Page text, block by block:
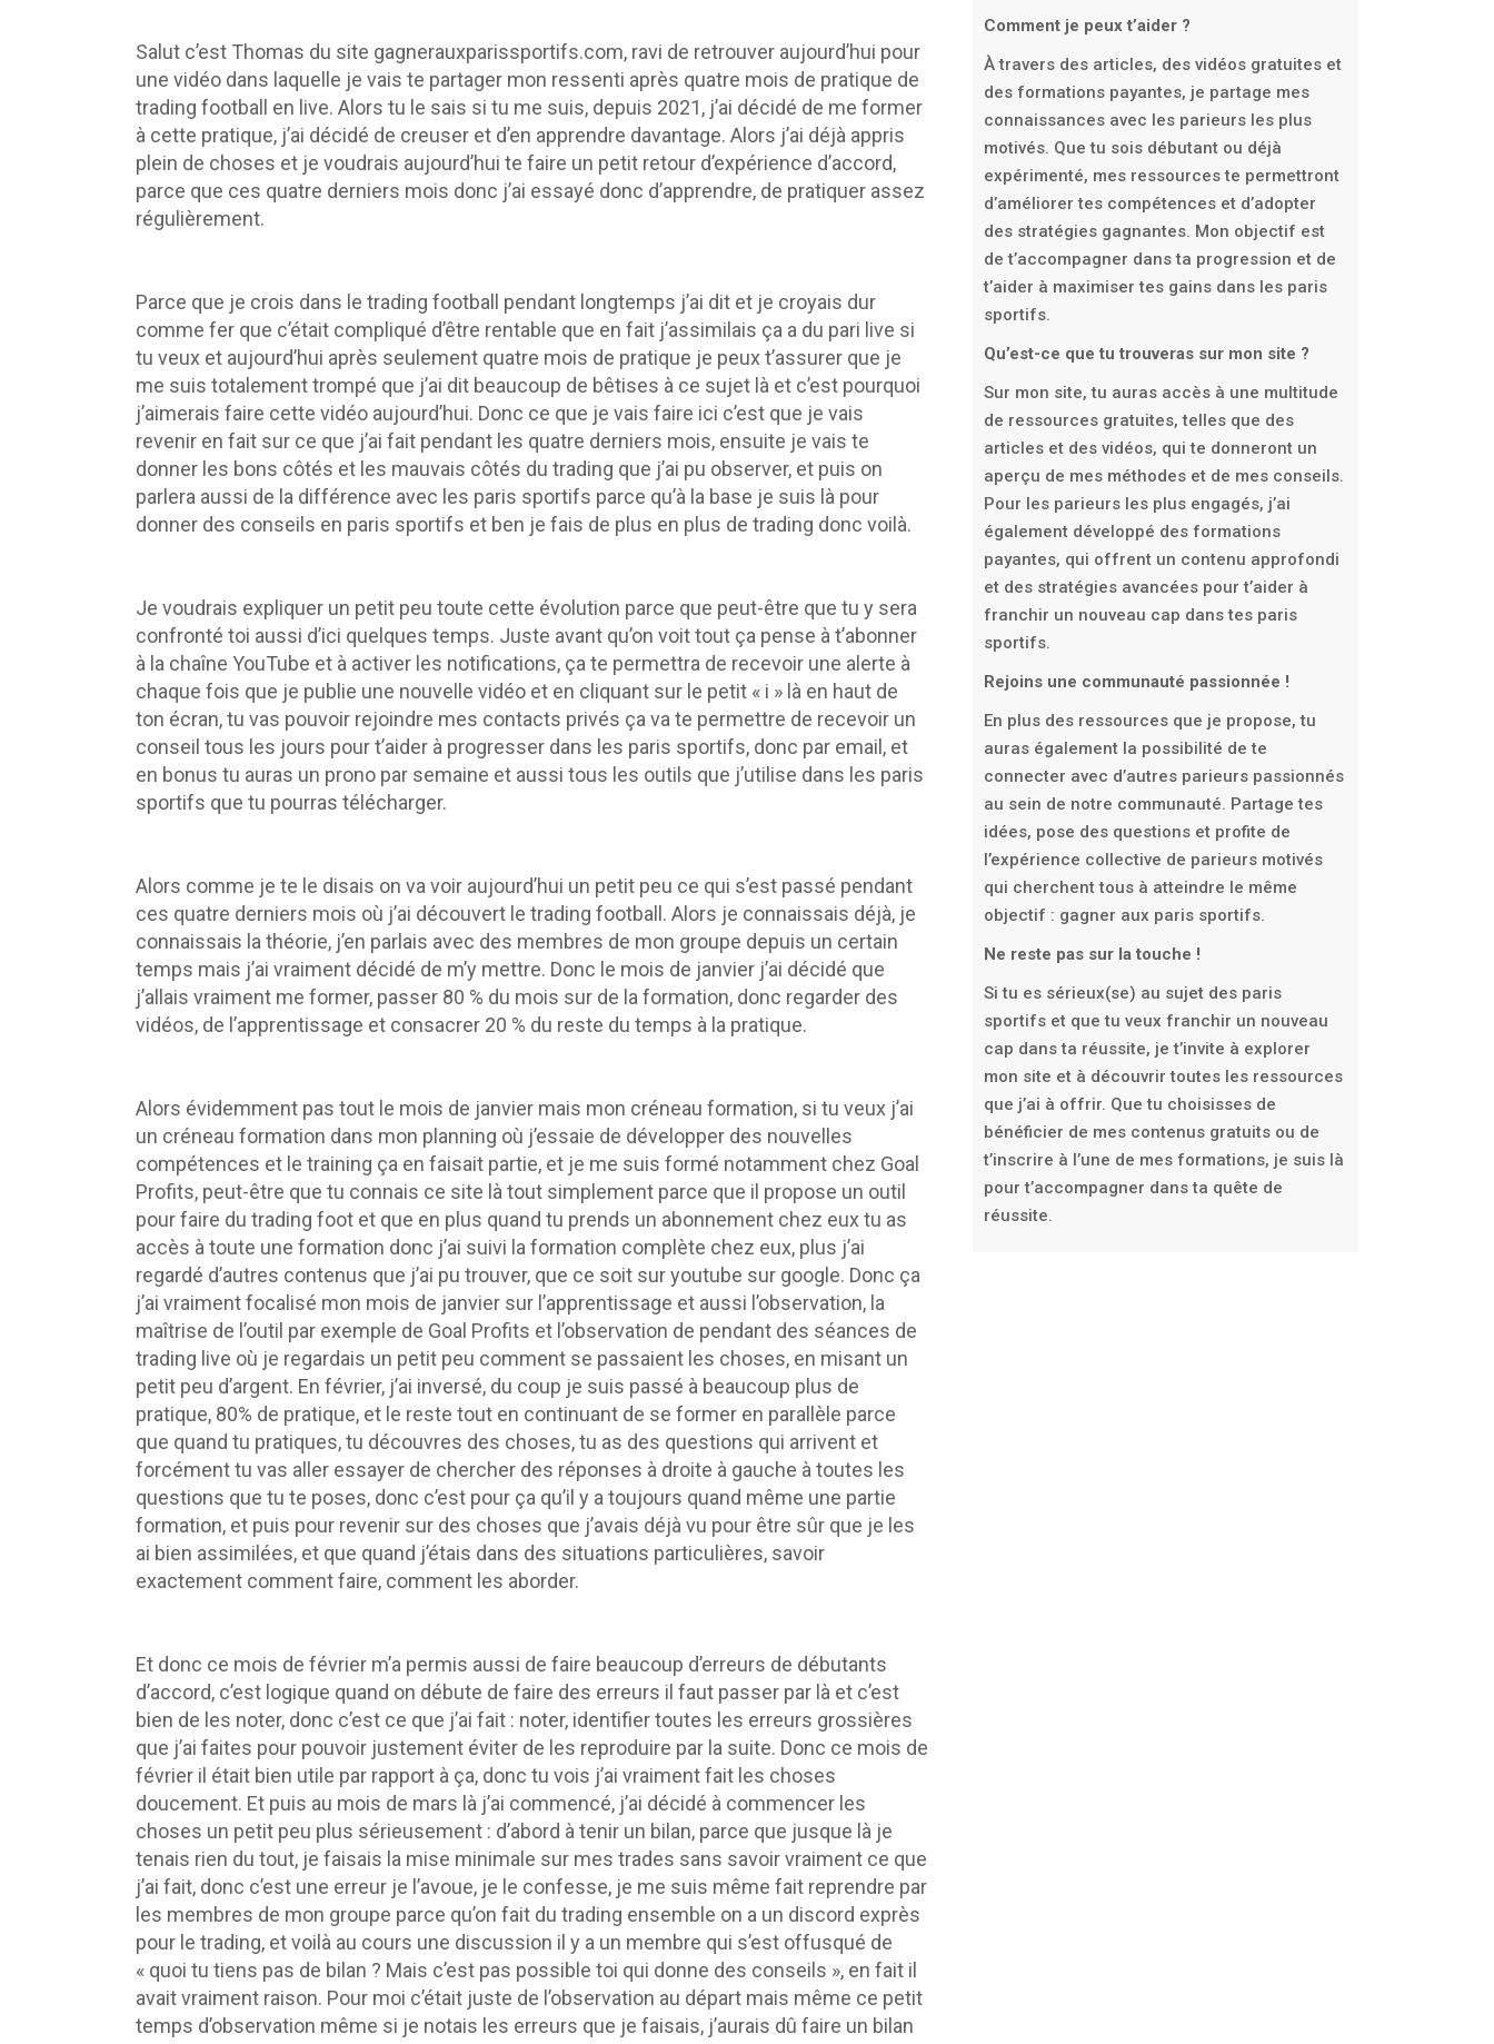
Salut c’est Thomas du site gagnerauxparissportifs.com, ravi de retrouver aujourd’hui pour
une vidéo dans laquelle je vais te partager mon ressenti après quatre mois de pratique de
trading football en live. Alors tu le sais si tu me suis, depuis 2021, j’ai décidé de me former
à cette pratique, j’ai décidé de creuser et d’en apprendre davantage. Alors j’ai déjà appris
plein de choses et je voudrais aujourd’hui te faire un petit retour d’expérience d’accord,
parce que ces quatre derniers mois donc j’ai essayé donc d’apprendre, de pratiquer assez
régulièrement.
Parce que je crois dans le trading football pendant longtemps j’ai dit et je croyais dur
comme fer que c’était compliqué d’être rentable que en fait j’assimilais ça a du pari live si
tu veux et aujourd’hui après seulement quatre mois de pratique je peux t’assurer que je
me suis totalement trompé que j’ai dit beaucoup de bêtises à ce sujet là et c’est pourquoi
j’aimerais faire cette vidéo aujourd’hui. Donc ce que je vais faire ici c’est que je vais
revenir en fait sur ce que j’ai fait pendant les quatre derniers mois, ensuite je vais te
donner les bons côtés et les mauvais côtés du trading que j’ai pu observer, et puis on
parlera aussi de la différence avec les paris sportifs parce qu’à la base je suis là pour
donner des conseils en paris sportifs et ben je fais de plus en plus de trading donc voilà.
Je voudrais expliquer un petit peu toute cette évolution parce que peut-être que tu y sera
confronté toi aussi d’ici quelques temps. Juste avant qu’on voit tout ça pense à t’abonner
à la chaîne YouTube et à activer les notifications, ça te permettra de recevoir une alerte à
chaque fois que je publie une nouvelle vidéo et en cliquant sur le petit « i » là en haut de
ton écran, tu vas pouvoir rejoindre mes contacts privés ça va te permettre de recevoir un
conseil tous les jours pour t’aider à progresser dans les paris sportifs, donc par email, et
en bonus tu auras un prono par semaine et aussi tous les outils que j’utilise dans les paris
sportifs que tu pourras télécharger.
Alors comme je te le disais on va voir aujourd’hui un petit peu ce qui s’est passé pendant
ces quatre derniers mois où j’ai découvert le trading football. Alors je connaissais déjà, je
connaissais la théorie, j’en parlais avec des membres de mon groupe depuis un certain
temps mais j’ai vraiment décidé de m’y mettre. Donc le mois de janvier j’ai décidé que
j’allais vraiment me former, passer 80 % du mois sur de la formation, donc regarder des
vidéos, de l’apprentissage et consacrer 20 % du reste du temps à la pratique.
Alors évidemment pas tout le mois de janvier mais mon créneau formation, si tu veux j’ai
un créneau formation dans mon planning où j’essaie de développer des nouvelles
compétences et le training ça en faisait partie, et je me suis formé notamment chez Goal
Profits, peut-être que tu connais ce site là tout simplement parce que il propose un outil
pour faire du trading foot et que en plus quand tu prends un abonnement chez eux tu as
accès à toute une formation donc j’ai suivi la formation complète chez eux, plus j’ai
regardé d’autres contenus que j’ai pu trouver, que ce soit sur youtube sur google. Donc ça
j’ai vraiment focalisé mon mois de janvier sur l’apprentissage et aussi l’observation, la
maîtrise de l’outil par exemple de Goal Profits et l’observation de pendant des séances de
trading live où je regardais un petit peu comment se passaient les choses, en misant un
petit peu d’argent. En février, j’ai inversé, du coup je suis passé à beaucoup plus de
pratique, 80% de pratique, et le reste tout en continuant de se former en parallèle parce
que quand tu pratiques, tu découvres des choses, tu as des questions qui arrivent et
forcément tu vas aller essayer de chercher des réponses à droite à gauche à toutes les
questions que tu te poses, donc c’est pour ça qu’il y a toujours quand même une partie
formation, et puis pour revenir sur des choses que j’avais déjà vu pour être sûr que je les
ai bien assimilées, et que quand j’étais dans des situations particulières, savoir
exactement comment faire, comment les aborder.
Et donc ce mois de février m’a permis aussi de faire beaucoup d’erreurs de débutants
d’accord, c’est logique quand on débute de faire des erreurs il faut passer par là et c’est
bien de les noter, donc c’est ce que j’ai fait : noter, identifier toutes les erreurs grossières
que j’ai faites pour pouvoir justement éviter de les reproduire par la suite. Donc ce mois de
février il était bien utile par rapport à ça, donc tu vois j’ai vraiment fait les choses
doucement. Et puis au mois de mars là j’ai commencé, j’ai décidé à commencer les
choses un petit peu plus sérieusement : d’abord à tenir un bilan, parce que jusque là je
tenais rien du tout, je faisais la mise minimale sur mes trades sans savoir vraiment ce que
j’ai fait, donc c’est une erreur je l’avoue, je le confesse, je me suis même fait reprendre par
les membres de mon groupe parce qu’on fait du trading ensemble on a un discord exprès
pour le trading, et voilà au cours une discussion il y a un membre qui s’est offusqué de
« quoi tu tiens pas de bilan ? Mais c’est pas possible toi qui donne des conseils », en fait il
avait vraiment raison. Pour moi c’était juste de l’observation au départ mais même ce petit
temps d’observation même si je notais les erreurs que je faisais, j’aurais dû faire un bilan
Comment je peux t’aider ?
À travers des articles, des vidéos gratuites et
des formations payantes, je partage mes
connaissances avec les parieurs les plus
motivés. Que tu sois débutant ou déjà
expérimenté, mes ressources te permettront
d’améliorer tes compétences et d’adopter
des stratégies gagnantes. Mon objectif est
de t’accompagner dans ta progression et de
t’aider à maximiser tes gains dans les paris
sportifs.
Qu’est-ce que tu trouveras sur mon site ?
Sur mon site, tu auras accès à une multitude
de ressources gratuites, telles que des
articles et des vidéos, qui te donneront un
aperçu de mes méthodes et de mes conseils.
Pour les parieurs les plus engagés, j’ai
également développé des formations
payantes, qui offrent un contenu approfondi
et des stratégies avancées pour t’aider à
franchir un nouveau cap dans tes paris
sportifs.
Rejoins une communauté passionnée !
En plus des ressources que je propose, tu
auras également la possibilité de te
connecter avec d’autres parieurs passionnés
au sein de notre communauté. Partage tes
idées, pose des questions et profite de
l’expérience collective de parieurs motivés
qui cherchent tous à atteindre le même
objectif : gagner aux paris sportifs.
Ne reste pas sur la touche !
Si tu es sérieux(se) au sujet des paris
sportifs et que tu veux franchir un nouveau
cap dans ta réussite, je t’invite à explorer
mon site et à découvrir toutes les ressources
que j’ai à offrir. Que tu choisisses de
bénéficier de mes contenus gratuits ou de
t’inscrire à l’une de mes formations, je suis là
pour t’accompagner dans ta quête de
réussite.